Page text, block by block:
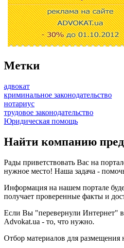
Метки
адвокат
криминальное законодательство
нотариус
трудовое законодательство
Юридическая помощь
Найти компанию
Рады приветствовать Вас на
нужное место! Наша задача -
Информация на нашем портале
получает проверенные факты и
Если Вы "перевернули Интернет"
Advokat.ua - то, что нужно.
Отбор материалов для размещения